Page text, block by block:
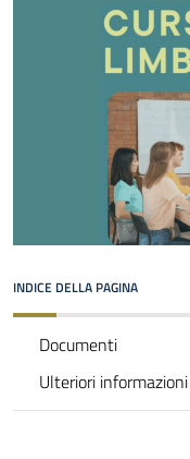
INDICE DELLA PAGINA
Documenti
Ulteriori informazioni